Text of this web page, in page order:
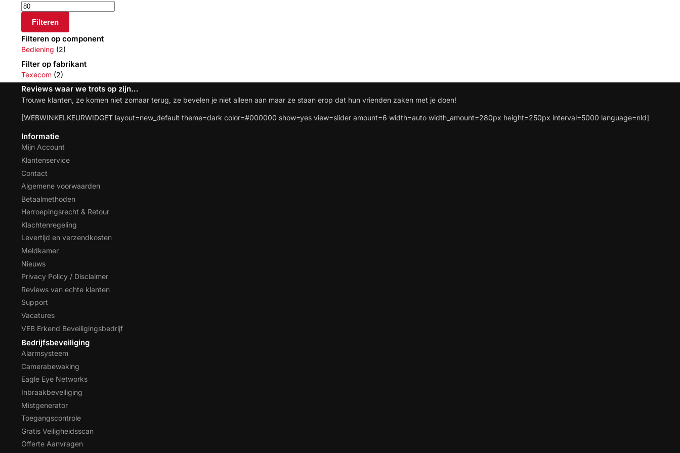
Filteren
Filteren op component
Bediening (2)
Filter op fabrikant
Texecom (2)
Reviews waar we trots op zijn…
Trouwe klanten, ze komen niet zomaar terug, ze bevelen je niet alleen aan maar ze staan erop dat hun vrienden zaken met je doen!
[WEBWINKELKEURWIDGET layout=new_default theme=dark color=#000000 show=yes view=slider amount=6 width=auto width_amount=280px height=250px interval=5000 language=nld]
Informatie
Mijn Account
Klantenservice
Contact
Algemene voorwaarden
Betaalmethoden
Herroepingsrecht & Retour
Klachtenregeling
Levertijd en verzendkosten
Meldkamer
Nieuws
Privacy Policy / Disclaimer
Reviews van echte klanten
Support
Vacatures
VEB Erkend Beveiligingsbedrijf
Bedrijfsbeveiliging
Alarmsysteem
Camerabewaking
Eagle Eye Networks
Inbraakbeveiliging
Mistgenerator
Toegangscontrole
Gratis Veiligheidsscan
Offerte Aanvragen